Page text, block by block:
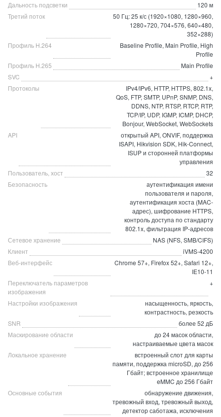
Дальность подсветки
120 м
Третий поток
50 Гц: 25 к/с (1920×1080, 1280×960,
1280×720, 704×576, 640×480,
352×288)
Профиль H.264
Baseline Profile, Main Profile, High
Profile
Профиль H.265
Main Profile
SVC
+
Протоколы
IPv4/IPv6, HTTP, HTTPS, 802.1x,
QoS, FTP, SMTP, UPnP, SNMP, DNS,
DDNS, NTP, RTSP, RTCP, RTP,
TCP/IP, UDP, IGMP, ICMP, DHCP,
Bonjour, WebSocket, WebSockets
API
открытый API, ONVIF, поддержка
ISAPI, Hikvision SDK, Hik-Connect,
ISUP и сторонней платформы
управления
Пользователь, хост
32
Безопасность
аутентификация имени
пользователя и пароля,
аутентификация хоста (MAC-
адрес), шифрование HTTPS,
контроль доступа по стандарту
802.1x, фильтрация IP-адресов
Сетевое хранение
NAS (NFS, SMB/CIFS)
Клиент
iVMS-4200
Веб-интерфейс
Chrome 57+, Firefox 52+, Safari 12+,
IE10-11
Переключатель параметров
изображения
+
Настройки изображения
насыщенность, яркость,
контрастность, резкость
SNR
более 52 дБ
Маскирование области
до 24 масок области,
настраиваемые цвета масок
Локальное хранение
встроенный слот для карты
памяти, поддержка microSD, до 256
Гбайт; встроенное хранилище
eMMC до 256 Гбайт
Основные события
обнаружение движения,
тревожный вход, тревожный выход,
детектор саботажа, исключения